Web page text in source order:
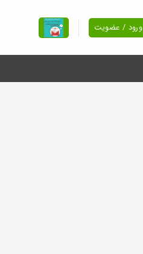
ورود / عضویت